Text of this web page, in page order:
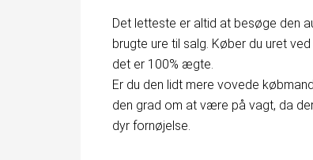
Det letteste er altid at besøge den
brugte ure til salg. Køber du uret
det er 100% ægte.
Er du den lidt mere vovede
den grad om at være på vagt, da
dyr fornøjelse.